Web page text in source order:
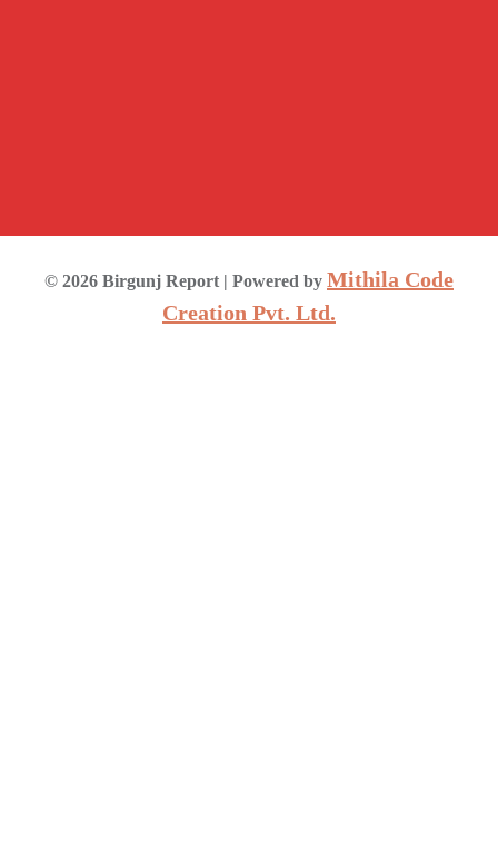
© 2026 Birgunj Report | Powered by Mithila Code
Creation Pvt. Ltd.